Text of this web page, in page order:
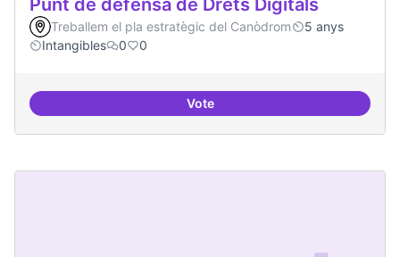
Treballem el pla estratègic del Canòdrom
5 anys
Intangibles
0 0
VotePunt de defensa de Drets Digitals